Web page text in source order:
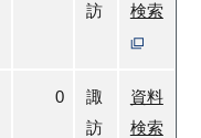
訪
検索
0
諏
訪
資料
検索